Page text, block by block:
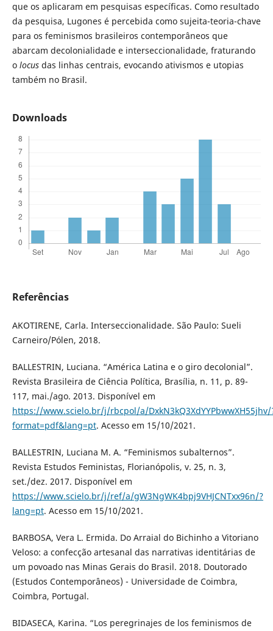
que os aplicaram em pesquisas específicas. Como resultado
da pesquisa, Lugones é percebida como sujeita-teoria-chave
para os feminismos brasileiros contemporâneos que
abarcam decolonialidade e interseccionalidade, fraturando
o locusdas linhas centrais, evocando ativismos e utopias
também no Brasil.
Downloads
Referências
AKOTIRENE, Carla. Interseccionalidade. São Paulo: Sueli
Carneiro/Pólen, 2018.
BALLESTRIN, Luciana. “América Latina e o giro decolonial”.
Revista Brasileira de Ciência Política, Brasília, n. 11, p. 89-
117, mai./ago. 2013. Disponível em
https://www.scielo.br/j/rbcpol/a/DxkN3kQ3XdYYPbwwXH55jhv/
format=pdf&lang=pt. Acesso em 15/10/2021.
BALLESTRIN, Luciana M. A. “Feminismos subalternos”.
Revista Estudos Feministas, Florianópolis, v. 25, n. 3,
set./dez. 2017. Disponível em
https://www.scielo.br/j/ref/a/gW3NgWK4bpj9VHJCNTxx96n/?
lang=pt. Acesso em 15/10/2021.
BARBOSA, Vera L. Ermida. Do Arraial do Bichinho a Vitoriano
Veloso: a confecção artesanal das narrativas identitárias de
um povoado nas Minas Gerais do Brasil. 2018. Doutorado
(Estudos Contemporâneos) - Universidade de Coimbra,
Coimbra, Portugal.
BIDASECA, Karina. “Los peregrinajes de los feminismos de